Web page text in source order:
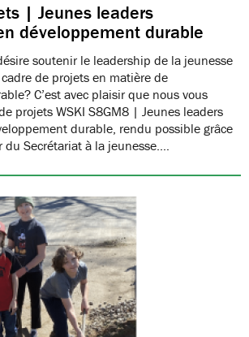
| Jeunes leaders
développement durable
soutenir le leadership de la jeunesse
de projets en matière de
C’est avec plaisir que nous vous
projets WSKI S8GM8 | Jeunes leaders
durable, rendu possible grâce
Secrétariat à la jeunesse.…